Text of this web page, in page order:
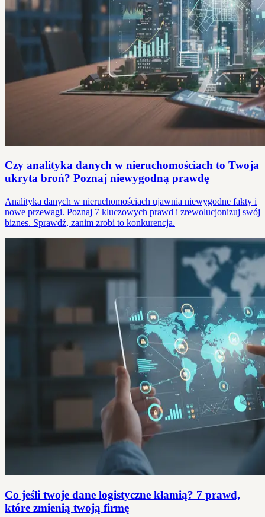
Czy analityka danych w nieruchomościach to Twoja
ukryta broń? Poznaj niewygodną prawdę
Analityka danych w nieruchomościach ujawnia niewygodne fakty i
nowe przewagi. Poznaj 7 kluczowych prawd i zrewolucjonizuj swój
biznes. Sprawdź, zanim zrobi to konkurencja.
Co jeśli twoje dane logistyczne kłamią? 7 prawd,
które zmienią twoją firmę